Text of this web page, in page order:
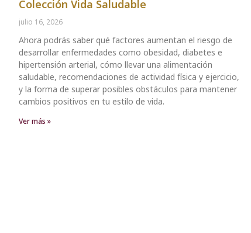
Colección Vida Saludable
julio 16, 2026
Ahora podrás saber qué factores aumentan el riesgo de
desarrollar enfermedades como obesidad, diabetes e
hipertensión arterial, cómo llevar una alimentación
saludable, recomendaciones de actividad física y ejercicio,
y la forma de superar posibles obstáculos para mantener
cambios positivos en tu estilo de vida.
Ver más »